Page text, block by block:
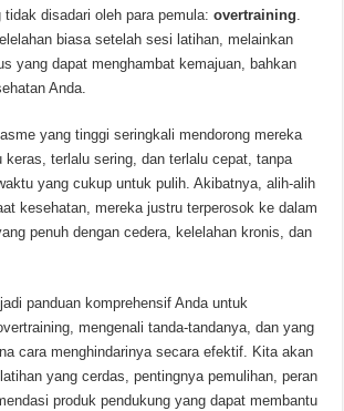
tidak disadari oleh para pemula:overtraining
biasa setelah sesi latihan, melainkan
yang dapat menghambat kemajuan, bahkan
Anda.
yang tinggi seringkali mendorong mereka
keras, terlalu sering, dan terlalu cepat, tanpa
yang cukup untuk pulih. Akibatnya, alih-alih
kesehatan, mereka justru terperosok ke dalam
penuh dengan cedera, kelelahan kronis, dan
panduan komprehensif Anda untuk
mengenali tanda-tandanya, dan yang
cara menghindarinya secara efektif. Kita akan
yang cerdas, pentingnya pemulihan, peran
produk pendukung yang dapat membantu